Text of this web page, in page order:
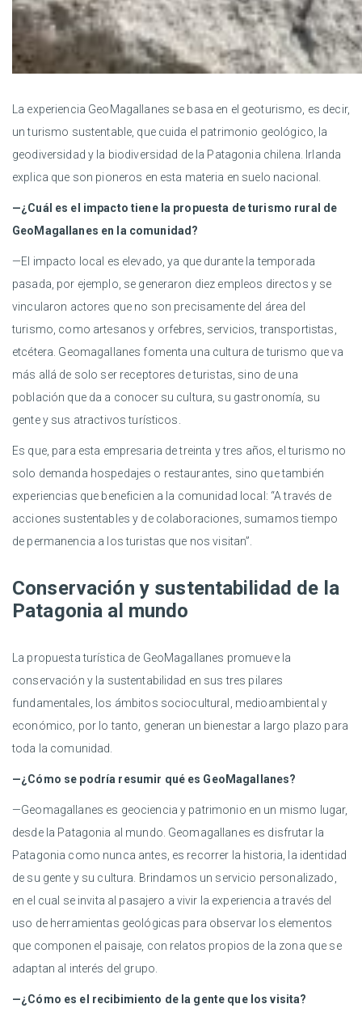
La experiencia GeoMagallanes se basa en el geoturismo, es decir,
un turismo sustentable, que cuida el patrimonio geológico, la
geodiversidad y la biodiversidad de la Patagonia chilena. Irlanda
explica que son pioneros en esta materia en suelo nacional.
—¿Cuál es el impacto tiene la propuesta de turismo rural de
GeoMagallanes en la comunidad?
—El impacto local es elevado, ya que durante la temporada
pasada, por ejemplo, se generaron diez empleos directos y se
vincularon actores que no son precisamente del área del
turismo, como artesanos y orfebres, servicios, transportistas,
etcétera. Geomagallanes fomenta una cultura de turismo que va
más allá de solo ser receptores de turistas, sino de una
población que da a conocer su cultura, su gastronomía, su
gente y sus atractivos turísticos.
Es que, para esta empresaria de treinta y tres años, el turismo no
solo demanda hospedajes o restaurantes, sino que también
experiencias que beneficien a la comunidad local: “A través de
acciones sustentables y de colaboraciones, sumamos tiempo
de permanencia a los turistas que nos visitan”.
Conservación y sustentabilidad de la
Patagonia al mundo
La propuesta turística de GeoMagallanes promueve la
conservación y la sustentabilidad en sus tres pilares
fundamentales, los ámbitos sociocultural, medioambiental y
económico, por lo tanto, generan un bienestar a largo plazo para
toda la comunidad.
—¿Cómo se podría resumir qué es GeoMagallanes?
—Geomagallanes es geociencia y patrimonio en un mismo lugar,
desde la Patagonia al mundo. Geomagallanes es disfrutar la
Patagonia como nunca antes, es recorrer la historia, la identidad
de su gente y su cultura. Brindamos un servicio personalizado,
en el cual se invita al pasajero a vivir la experiencia a través del
uso de herramientas geológicas para observar los elementos
que componen el paisaje, con relatos propios de la zona que se
adaptan al interés del grupo.
—¿Cómo es el recibimiento de la gente que los visita?